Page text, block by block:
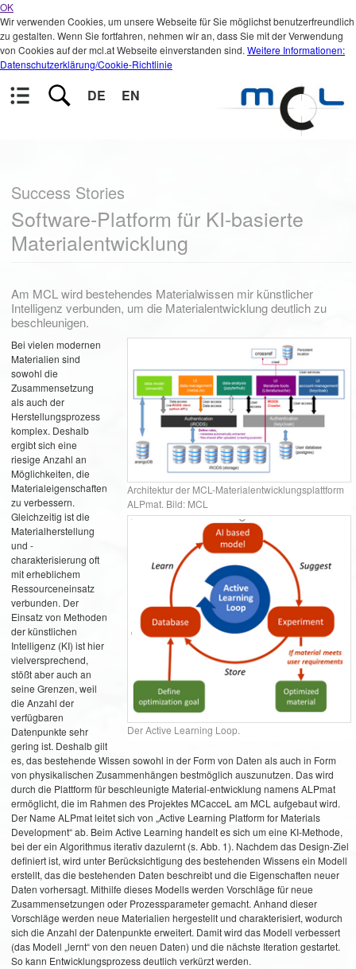
OK
Wir verwenden Cookies, um unsere Webseite für Sie möglichst benutzerfreundlich
zu gestalten. Wenn Sie fortfahren, nehmen wir an, dass Sie mit der Verwendung
von Cookies auf der mcl.at Webseite einverstanden sind. Weitere Informationen:
Datenschutzerklärung/Cookie-Richtlinie
DE EN
Success Stories
Software-Platform für KI-basierte
Materialentwicklung
Am MCL wird bestehendes Materialwissen mir künstlicher
Intelligenz verbunden, um die Materialentwicklung deutlich zu
beschleunigen.
Architektur der MCL-Materialentwicklungsplattform
ALPmat. Bild: MCL
Der Active Learning Loop.
Bei vielen modernen
Materialien sind
sowohl die
Zusammensetzung
als auch der
Herstellungsprozess
komplex. Deshalb
ergibt sich eine
riesige Anzahl an
Möglichkeiten, die
Materialeigenschaften
zu verbessern.
Gleichzeitig ist die
Materialherstellung
und -
charakterisierung oft
mit erheblichem
Ressourceneinsatz
verbunden. Der
Einsatz von Methoden
der künstlichen
Intelligenz (KI) ist hier
vielversprechend,
stößt aber auch an
seine Grenzen, weil
die Anzahl der
verfügbaren
Datenpunkte sehr
gering ist. Deshalb gilt
es, das bestehende Wissen sowohl in der Form von Daten als auch in Form
von physikalischen Zusammenhängen bestmöglich auszunutzen. Das wird
durch die Plattform für beschleunigte Material-entwicklung namens ALPmat
ermöglicht, die im Rahmen des Projektes MCacceL am MCL aufgebaut wird.
Der Name ALPmat leitet sich von „Active Learning Platform for Materials
Development“ ab. Beim Active Learning handelt es sich um eine KI-Methode,
bei der ein Algorithmus iterativ dazulernt (s. Abb. 1). Nachdem das Design-Ziel
definiert ist, wird unter Berücksichtigung des bestehenden Wissens ein Modell
erstellt, das die bestehenden Daten beschreibt und die Eigenschaften neuer
Daten vorhersagt. Mithilfe dieses Modells werden Vorschläge für neue
Zusammensetzungen oder Prozessparameter gemacht. Anhand dieser
Vorschläge werden neue Materialien hergestellt und charakterisiert, wodurch
sich die Anzahl der Datenpunkte erweitert. Damit wird das Modell verbessert
(das Modell „lernt“ von den neuen Daten) und die nächste Iteration gestartet.
So kann Entwicklungsprozess deutlich verkürzt werden.